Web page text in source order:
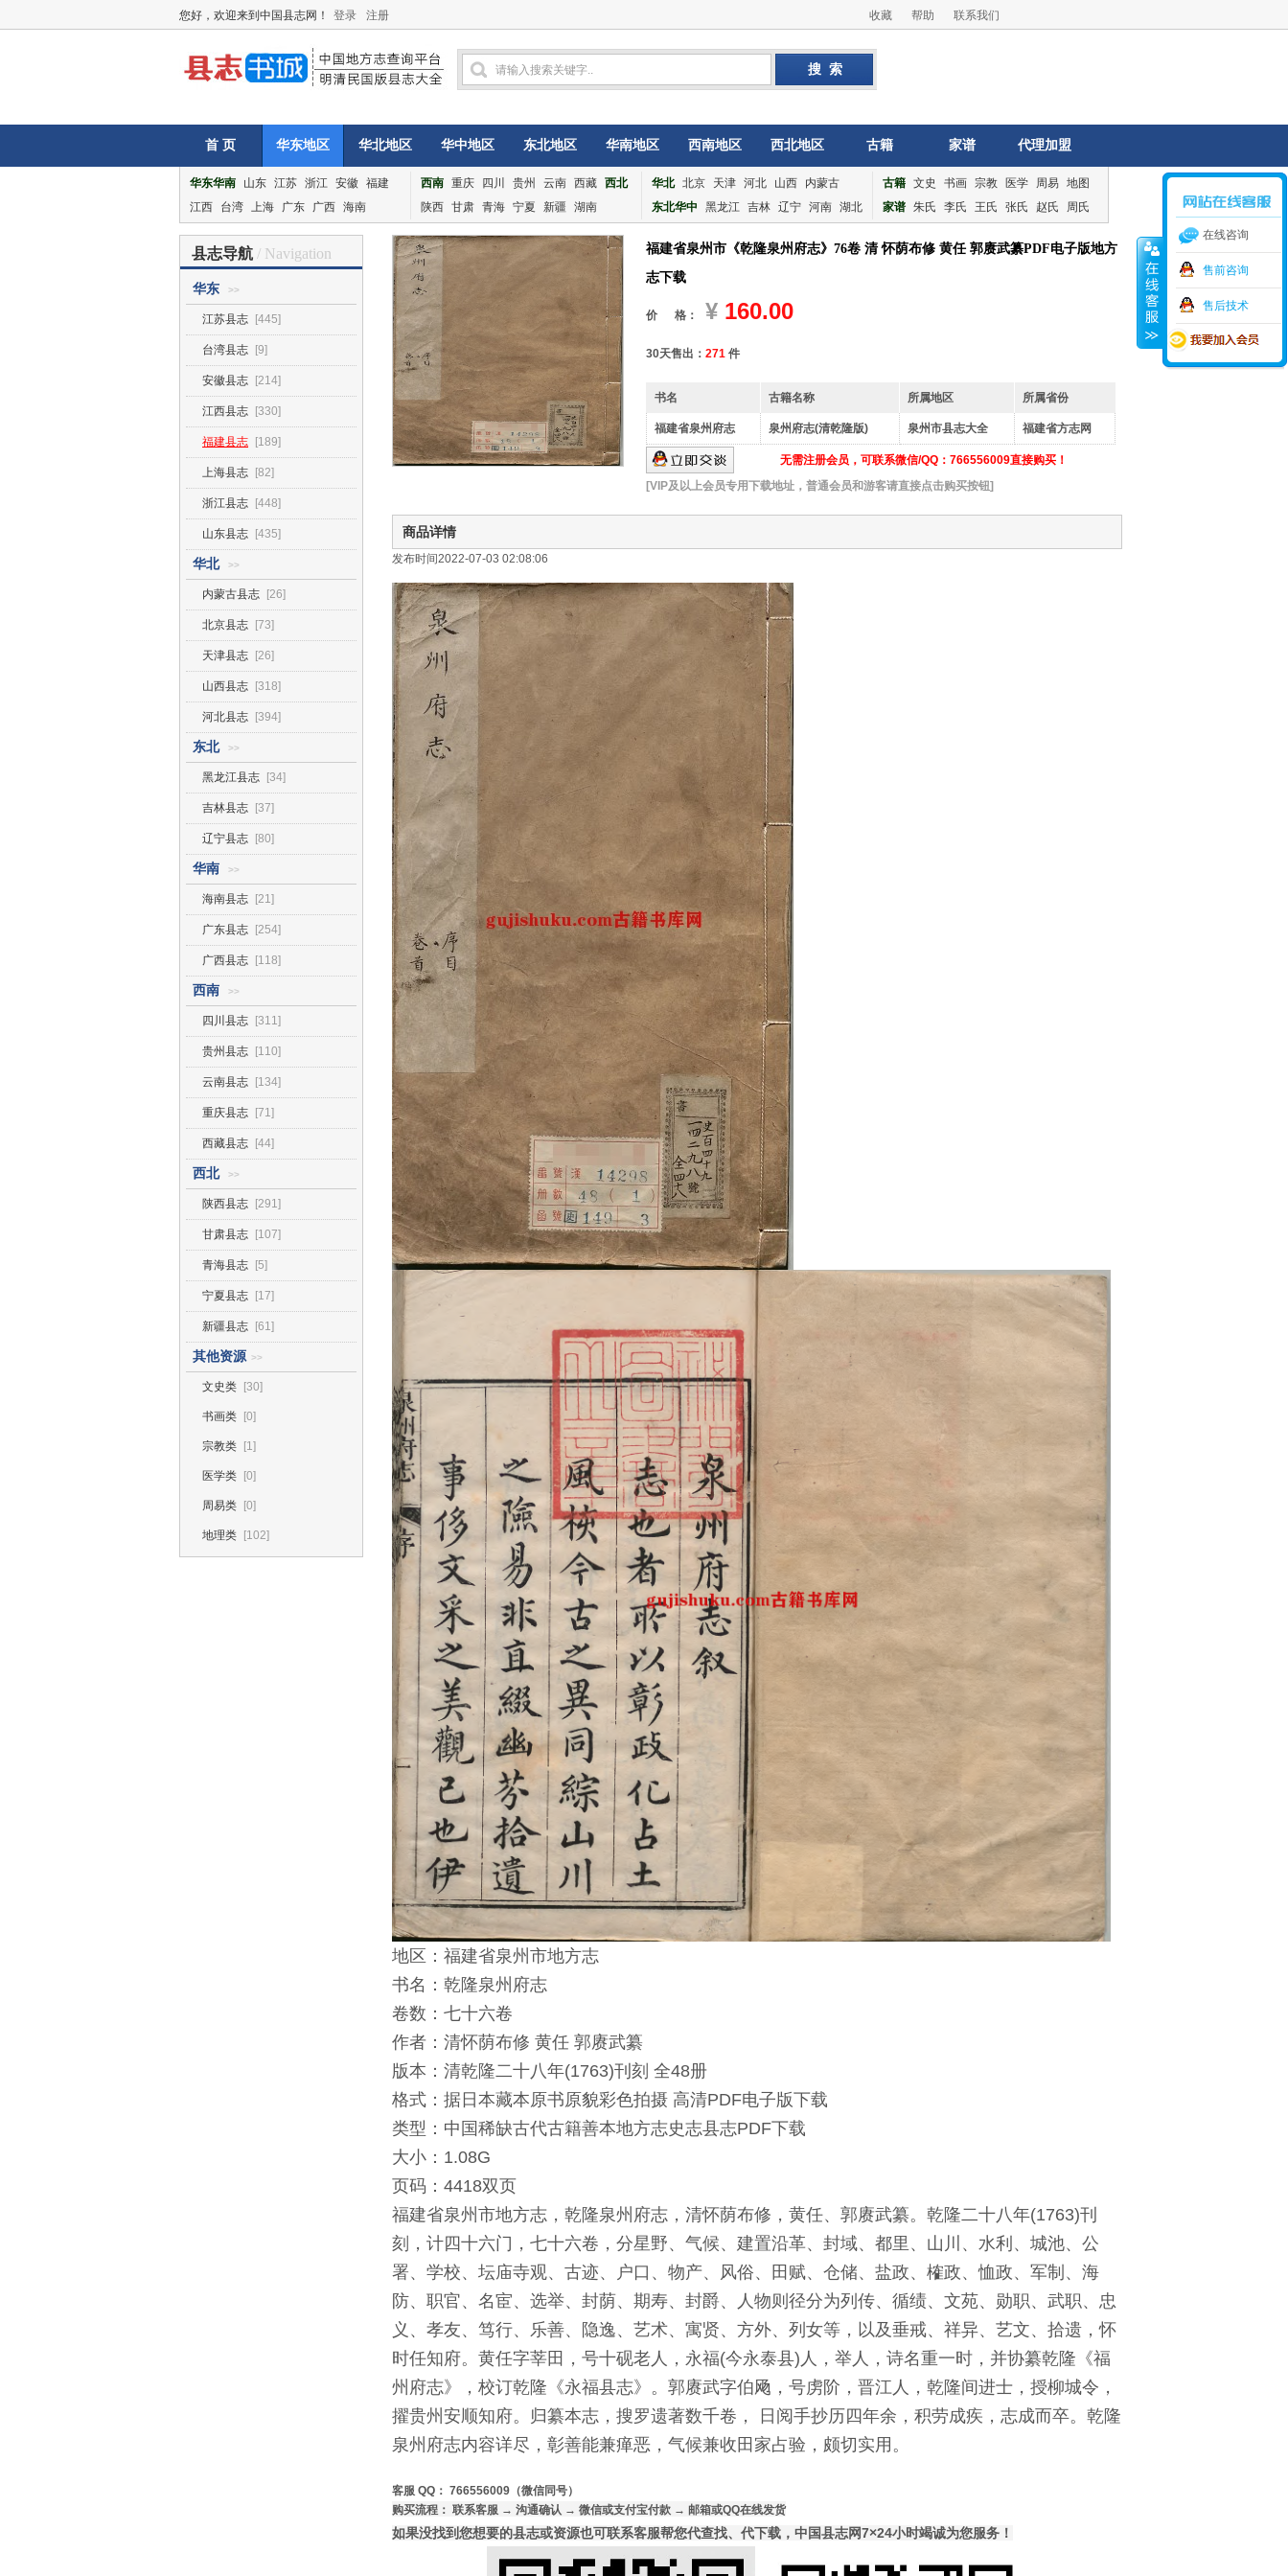
您好，欢迎来到中国县志网！ 登录 注册 收藏 帮助 联系我们
首 页 华东地区 华北地区 华中地区 东北地区 华南地区 西南地区 西北地区 古籍 家谱 代理加盟
华东华南 山东 江苏 浙江 安徽 福建
江西
台湾 上海 广东 广西 海南
西南 重庆 四川 贵州 云南 西藏 西北
陕西 甘肃 青海 宁夏 新疆 湖南
华北 北京 天津 河北 山西
内蒙古
东北华中
黑龙江 吉林 辽宁 河南 湖北
古籍 文史 书画 宗教 医学 周易 地图
家谱 朱氏 李氏 王氏 张氏 赵氏 周氏
县志导航 / Navigation
华东 >>
江苏县志 [445]
台湾县志 [9]
安徽县志 [214]
江西县志 [330]
福建县志 [189]
上海县志 [82]
浙江县志 [448]
山东县志 [435]
华北 >>
内蒙古县志 [26]
北京县志 [73]
天津县志 [26]
山西县志 [318]
河北县志 [394]
东北 >>
黑龙江县志 [34]
吉林县志 [37]
辽宁县志 [80]
华南 >>
海南县志 [21]
广东县志 [254]
广西县志 [118]
西南 >>
四川县志 [311]
贵州县志 [110]
云南县志 [134]
重庆县志 [71]
西藏县志 [44]
西北 >>
陕西县志 [291]
甘肃县志 [107]
青海县志 [5]
宁夏县志 [17]
新疆县志 [61]
其他资源 >>
文史类 [30]
书画类 [0]
宗教类 [1]
医学类 [0]
周易类 [0]
地理类 [102]
福建省泉州市《乾隆泉州府志》76卷 清 怀荫布修 黄任 郭赓武纂PDF电子版地方
志下载
价 格： ¥ 160.00
30天售出： 271 件
书名 古籍名称 所属地区 所属省份
福建省泉州府志 泉州府志(清乾隆版) 泉州市县志大全 福建省方志网
无需注册会员，可联系微信/QQ：766556009直接购买！
[VIP及以上会员专用下载地址，普通会员和游客请直接点击购买按钮]
商品详情
发布时间2022-07-03 02:08:06
地区：福建省泉州市地方志
书名：乾隆泉州府志
卷数：七十六卷
作者：清怀荫布修 黄任 郭赓武纂
版本：清乾隆二十八年(1763)刊刻 全48册
格式：据日本藏本原书原貌彩色拍摄 高清PDF电子版下载
类型：中国稀缺古代古籍善本地方志史志县志PDF下载
大小：1.08G
页码：4418双页
福建省泉州市地方志，乾隆泉州府志，清怀荫布修，黄任、郭赓武纂。乾隆二十八年(1763)刊
刻，计四十六门，七十六卷，分星野、气候、建置沿革、封域、都里、山川、水利、城池、公
署、学校、坛庙寺观、古迹、户口、物产、风俗、田赋、仓储、盐政、榷政、恤政、军制、海
防、职官、名宦、选举、封荫、期寿、封爵、人物则径分为列传、循绩、文苑、勋职、武职、忠
义、孝友、笃行、乐善、隐逸、艺术、寓贤、方外、列女等，以及垂戒、祥异、艺文、拾遗，怀
时任知府。黄任字莘田，号十砚老人，永福(今永泰县)人，举人，诗名重一时，并协纂乾隆《福
州府志》，校订乾隆《永福县志》。郭赓武字伯飏，号虏阶，晋江人，乾隆间进士，授柳城令，
擢贵州安顺知府。归纂本志，搜罗遗著数千卷， 日阅手抄历四年余，积劳成疾，志成而卒。乾隆
泉州府志内容详尽，彰善能兼瘅恶，气候兼收田家占验，颇切实用。
客服 QQ： 766556009（微信同号）
购买流程： 联系客服 → 沟通确认 → 微信或支付宝付款 → 邮箱或QQ在线发货
如果没找到您想要的县志或资源也可联系客服帮您代查找、代下载，中国县志网7×24小时竭诚为您服务！
在线咨询
售前咨询
售后技术